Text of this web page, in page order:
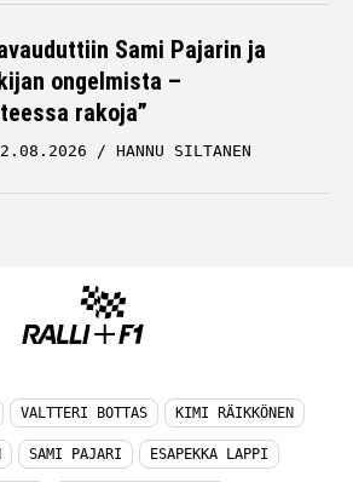
Sami Pajarin ja
ongelmista –
rakoja”
HANNU SILTANEN
VALTTERI BOTTAS KIMI RÄIKKÖNEN
SAMI PAJARI ESAPEKKA LAPPI